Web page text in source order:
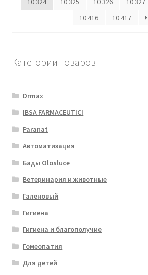
10 416
10 417
Категории товаров
Drmax
IBSA FARMACEUTICI
Paranat
Автоматизация
Бады Olosluce
Ветеринария и животные
Галеновый
Гигиена
Гигиена и благополучие
Гомеопатия
Для детей